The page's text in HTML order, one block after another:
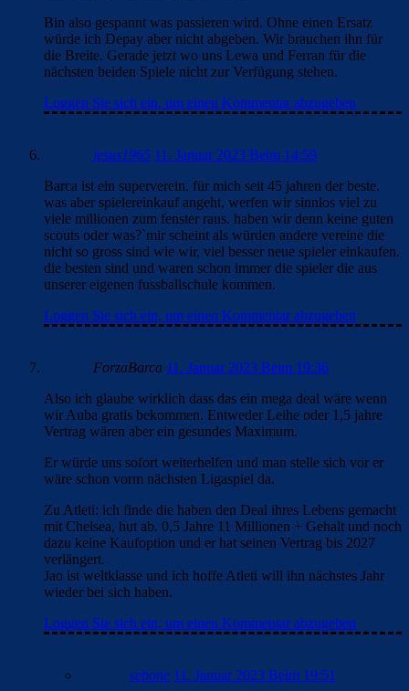
Bin also gespannt was passieren wird. Ohne einen Ersatz
würde ich Depay aber nicht abgeben. Wir brauchen ihn für
die Breite. Gerade jetzt wo uns Lewa und Ferran für die
nächsten beiden Spiele nicht zur Verfügung stehen.
Loggen Sie sich ein, um einen Kommentar abzugeben
jesus1965 11. Januar 2023 Beim 14:59
Barca ist ein superverein. für mich seit 45 jahren der beste.
was aber spielereinkauf angeht, werfen wir sinnlos viel zu
viele millionen zum fenster raus. haben wir denn keine guten
scouts oder was?`mir scheint als würden andere vereine die
nicht so gross sind wie wir, viel besser neue spieler einkaufen.
die besten sind und waren schon immer die spieler die aus
unserer eigenen fussballschule kommen.
Loggen Sie sich ein, um einen Kommentar abzugeben
ForzaBarca 11. Januar 2023 Beim 19:36
Also ich glaube wirklich dass das ein mega deal wäre wenn
wir Auba gratis bekommen. Entweder Leihe oder 1,5 jahre
Vertrag wären aber ein gesundes Maximum.
Er würde uns sofort weiterhelfen und man stelle sich vor er
wäre schon vorm nächsten Ligaspiel da.
Zu Atleti: ich finde die haben den Deal ihres Lebens gemacht
mit Chelsea, hut ab. 0,5 Jahre 11 Millionen + Gehalt und noch
dazu keine Kaufoption und er hat seinen Vertrag bis 2027
verlängert.
Jao ist weltklasse und ich hoffe Atleti will ihn nächstes Jahr
wieder bei sich haben.
Loggen Sie sich ein, um einen Kommentar abzugeben
sebone 11. Januar 2023 Beim 19:51